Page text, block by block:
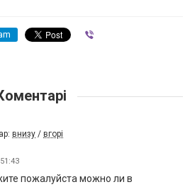
внизу / вгорі
пожалуйста можно ли в